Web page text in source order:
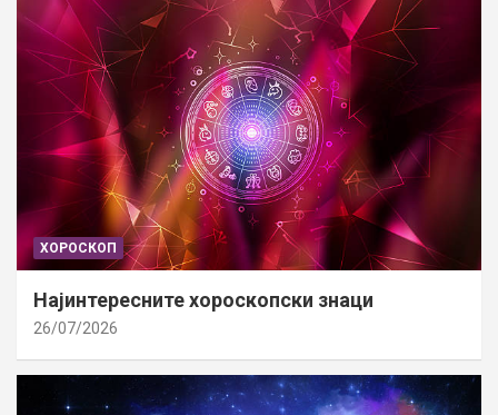
ХОРОСКОП
Најинтересните хороскопски знаци
26/07/2026